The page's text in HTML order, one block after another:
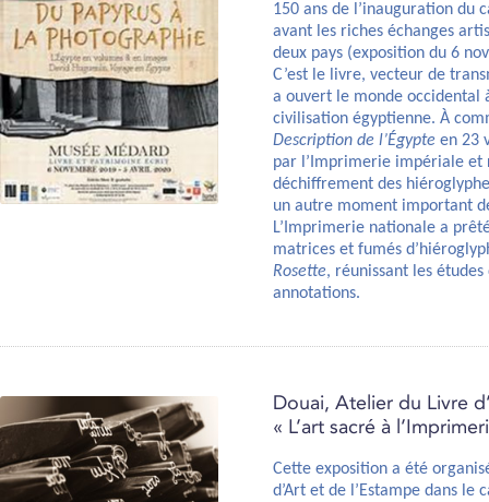
150 ans de l’inauguration du
avant les riches échanges
deux pays (exposition du 6
C’est le livre, vecteur de
a ouvert le monde occidental
civilisation égyptienne. À
Description de l’Égypte en 23
par l’Imprimerie impériale et
déchiffrement des
un autre moment important
L’Imprimerie nationale a
matrices et fumés
Rosette, réunissant les
annotations.
Douai, Atelier du Livre
« L’art sacré à
Cette exposition a été
d’Art et de l’Estampe dans le